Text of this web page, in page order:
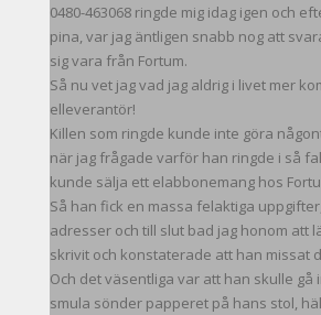
0480-463068 ringde mig idag igen och
pina, var jag äntligen snabb nog att
sig vara från Fortum.
Så nu vet jag vad jag aldrig i livet mer
elleverantör!
Killen som ringde kunde inte göra
när jag frågade varför han ringde i så
kunde sälja ett elabbonemang hos
Så han fick en massa felaktiga
adresser och till slut bad jag honom att
skrivit och konstaterade att han missat
Och det väsentliga var att han skulle gå
smula sönder papperet på hans stol,